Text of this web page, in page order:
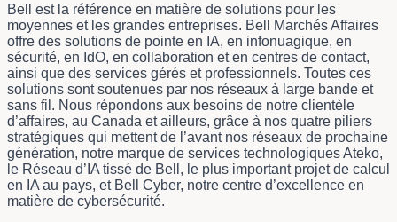
Bell est la référence en matière de solutions pour les
moyennes et les grandes entreprises. Bell Marchés Affaires
offre des solutions de pointe en IA, en infonuagique, en
sécurité, en IdO, en collaboration et en centres de contact,
ainsi que des services gérés et professionnels. Toutes ces
solutions sont soutenues par nos réseaux à large bande et
sans fil. Nous répondons aux besoins de notre clientèle
d’affaires, au Canada et ailleurs, grâce à nos quatre piliers
stratégiques qui mettent de l’avant nos réseaux de prochaine
génération, notre marque de services technologiques Ateko,
le Réseau d’IA tissé de Bell, le plus important projet de calcul
en IA au pays, et Bell Cyber, notre centre d’excellence en
matière de cybersécurité.